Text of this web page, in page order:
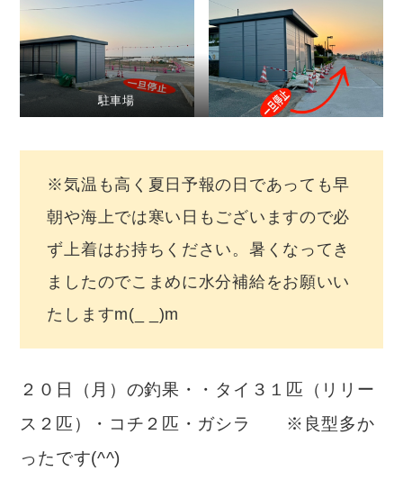
駐車場
※気温も高く夏日予報の日であっても早
朝や海上では寒い日もございますので必
ず上着はお持ちください。暑くなってき
ましたのでこまめに水分補給をお願いい
たしますm(_ _)m
２０日（月）の釣果・・タイ３１匹（リリー
ス２匹）・コチ２匹・ガシラ ※良型多か
ったです(^^)